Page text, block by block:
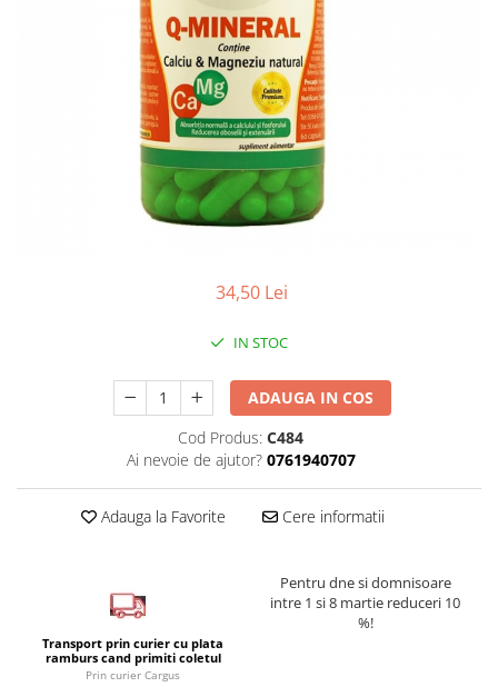
Sanatatea ochilor
Somn si relaxare
34,50 Lei
IN STOC
ADAUGA IN COS
Cod Produs: C484
Ai nevoie de ajutor? 0761940707
Adauga la Favorite Cere informatii
Transport prin curier cu plata
ramburs cand primiti coletul
Prin curier Cargus
Pentru dne si domnisoare
intre 1 si 8 martie reduceri 10
%!